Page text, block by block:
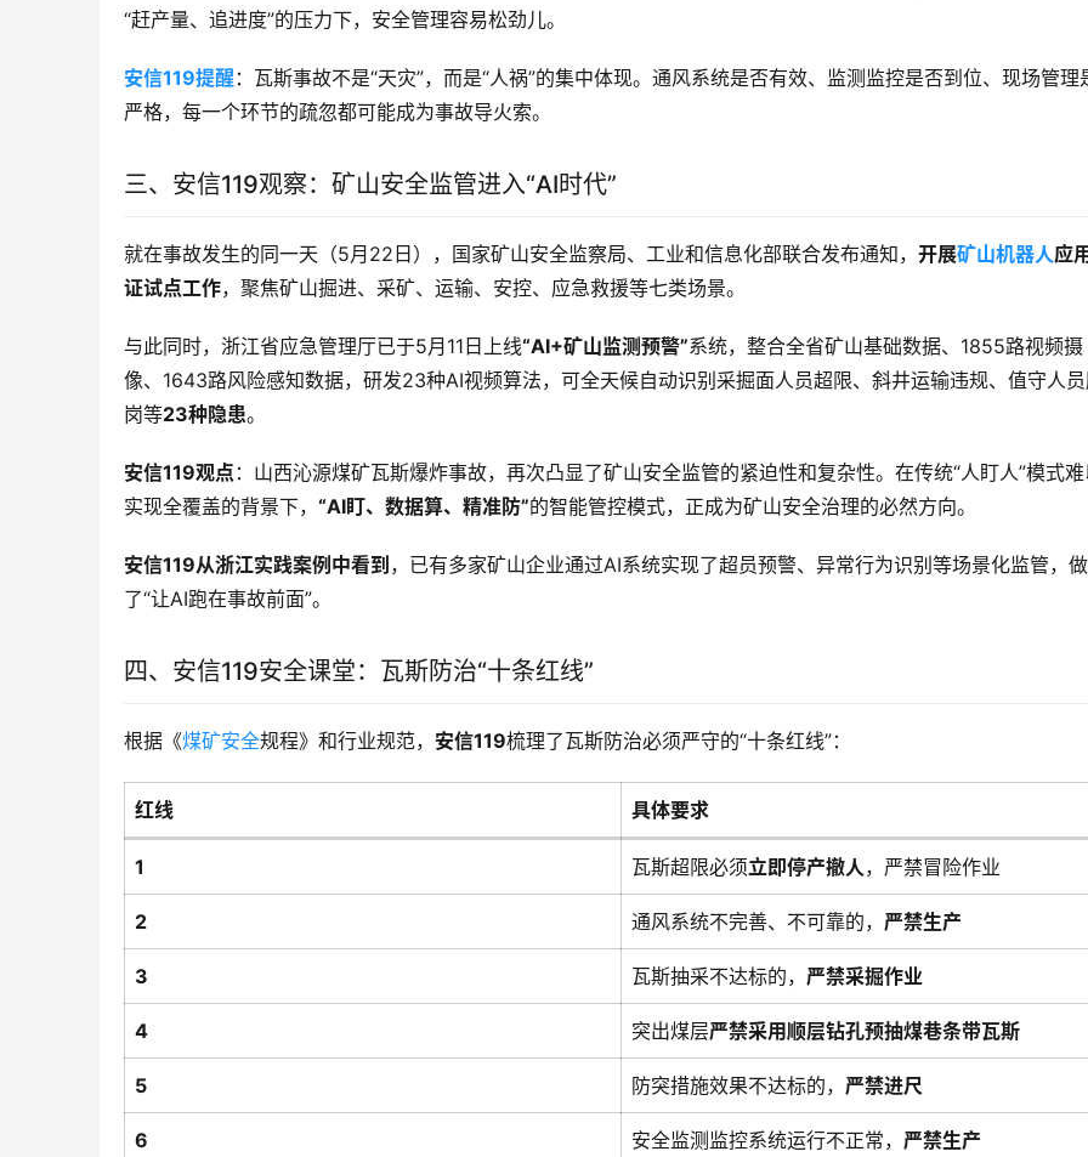
“赶产量、追进度”的压力下，安全管理容易松劲儿。
安信119提醒：瓦斯事故不是“天灾”，而是“人祸”的集中体现。通风系统是否有效、监测监控是否到位、现场管理
严格，每一个环节的疏忽都可能成为事故导火索。
三、安信119观察：矿山安全监管进入“AI时代”
就在事故发生的同一天（5月22日），国家矿山安全监察局、工业和信息化部联合发布通知， 开展矿山机器人应
证试点工作，聚焦矿山掘进、采矿、运输、安控、应急救援等七类场景。
与此同时，浙江省应急管理厅已于5月11日上线“AI+矿山监测预警”系统，整合全省矿山基础数据、1855路视频摄
像、1643路风险感知数据，研发23种AI视频算法，可全天候自动识别采掘面人员超限、斜井运输违规、值守人
岗等23种隐患。
安信119观点 ：山西沁源煤矿瓦斯爆炸事故，再次凸显了矿山安全监管的紧迫性和复杂性。在传统“人盯人”模式难
实现全覆盖的背景下， “AI盯、数据算、精准防”的智能管控模式，正成为矿山安全治理的必然方向。
安信119从浙江实践案例中看到 ，已有多家矿山企业通过AI系统实现了超员预警、异常行为识别等场景化监管，做
了“让AI跑在事故前面”。
四、安信119安全课堂：瓦斯防治“十条红线”
根据《煤矿安全规程》和行业规范， 安信119梳理了瓦斯防治必须严守的“十条红线”：
红线 具体要求
1 瓦斯超限必须立即停产撤人，严禁冒险作业
2 通风系统不完善、不可靠的， 严禁生产
3 瓦斯抽采不达标的， 严禁采掘作业
4 突出煤层严禁采用顺层钻孔预抽煤巷条带瓦斯
5 防突措施效果不达标的， 严禁进尺
6 安全监测监控系统运行不正常， 严禁生产